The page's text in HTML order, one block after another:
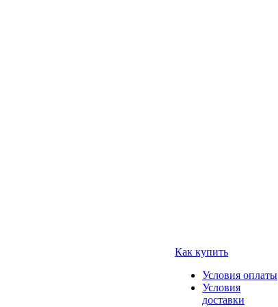
Как купить
Условия оплаты
Условия
доставки